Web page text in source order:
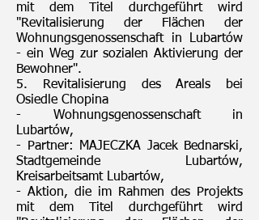
mit dem Titel durchgeführt wird
"Revitalisierung der Flächen der
Wohnungsgenossenschaft in Lubartów
- ein Weg zur sozialen Aktivierung der
Bewohner".
5. Revitalisierung des Areals bei
Osiedle Chopina
- Wohnungsgenossenschaft in
Lubartów,
- Partner: MAJECZKA Jacek Bednarski,
Stadtgemeinde Lubartów,
Kreisarbeitsamt Lubartów,
- Aktion, die im Rahmen des Projekts
mit dem Titel durchgeführt wird